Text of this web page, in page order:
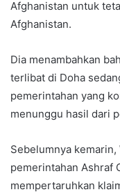
Afghanistan untuk
Afghanistan.
Dia menambahkan
terlibat di Doha
pemerintahan yang
menunggu hasil dari
Sebelumnya
pemerintahan Ashraf
mempertaruhkan